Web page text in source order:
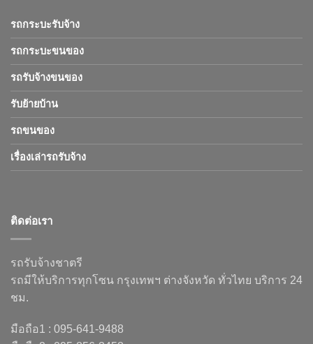
รถกระบะรับจ้าง
รถกระบะขนของ
รถรับจ้างขนของ
รับย้ายบ้าน
รถขนของ
เรื่องเล่ารถรับจ้าง
ติดต่อเรา
รถรับจ้างชาตรี
รถมีให้บริการทุกโซน กรุงเทพฯ ต่างจังหวัด ทั่วไทย บริการ 24
ชม.
มือถือ1 : 095-641-9488